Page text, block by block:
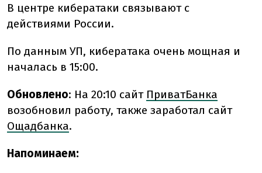
В центре кибератаки связывают с
действиями России.
По данным УП, кибератака очень мощная и
началась в 15:00.
Обновлено: На 20:10 сайт ПриватБанка
возобновил работу, также заработал сайт
Ощадбанка.
Напоминаем: